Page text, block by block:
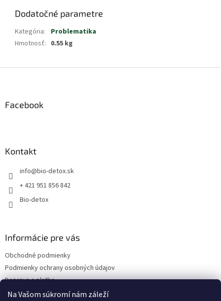
Na Vašom súkromí nám záleží
Dodatočné parametre
Kategória:
Problematika
Hmotnosť: 0.55 kg
Facebook
Kontakt
info@bio-detox.sk
+ 421 951 856 842
Bio-detox
Informácie pre vás
Obchodné podmienky
Podmienky ochrany osobných údajov
Doprava a platba
Kontakty